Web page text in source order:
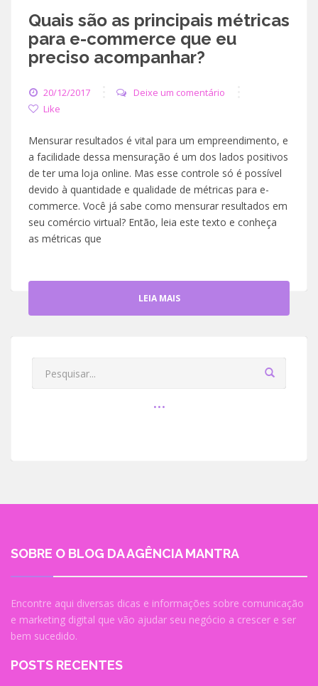
Quais são as principais métricas
para e-commerce que eu
preciso acompanhar?
20/12/2017
Deixe um comentário
Like
Mensurar resultados é vital para um empreendimento, e
a facilidade dessa mensuração é um dos lados positivos
de ter uma loja online. Mas esse controle só é possível
devido à quantidade e qualidade de métricas para e-
commerce. Você já sabe como mensurar resultados em
seu comércio virtual? Então, leia este texto e conheça
as métricas que
LEIA MAIS
SOBRE O BLOG DA AGÊNCIA MANTRA
Encontre aqui diversas dicas e informações sobre comunicação
e marketing digital que vão ajudar seu negócio a crescer e ser
bem sucedido.
POSTS RECENTES